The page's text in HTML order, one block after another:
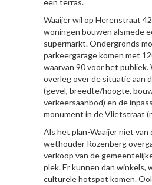
een terras.
Waaijer wil op Herenstraat
woningen bouwen alsmede
supermarkt. Ondergronds
parkeergarage komen met
waarvan 90 voor het publiek.
overleg over de situatie aan
(gevel, breedte/hoogte,
verkeersaanbod) en de
monument in de Vlietstraat
Als het plan-Waaijer niet van
wethouder Rozenberg
verkoop van de
plek. Er kunnen dan winkels,
culturele hotspot komen.